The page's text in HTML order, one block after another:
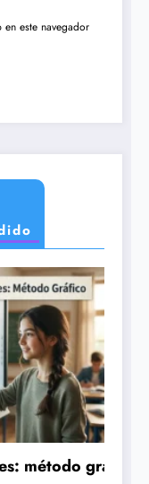
este navegador
CIENCIAS
Los exoplanetas: